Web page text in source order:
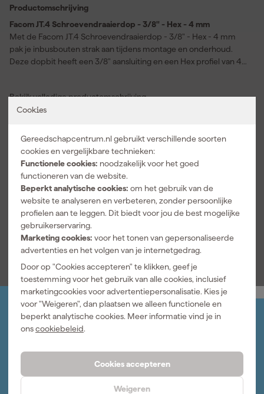
Cookies
Gereedschapcentrum.nl gebruikt verschillende soorten
cookies en vergelijkbare technieken:
Functionele cookies: noodzakelijk voor het goed
functioneren van de website.
Beperkt analytische cookies: om het gebruik van de
website te analyseren en verbeteren, zonder persoonlijke
profielen aan te leggen. Dit biedt voor jou de best mogelijke
gebruikerservaring.
Marketing cookies: voor het tonen van gepersonaliseerde
advertenties en het volgen van je internetgedrag.
Door op "Cookies accepteren" te klikken, geef je
toestemming voor het gebruik van alle cookies, inclusief
marketingcookies voor advertentiepersonalisatie. Kies je
voor "Weigeren", dan plaatsen we alleen functionele en
beperkt analytische cookies. Meer informatie vind je in
onscookiebeleid.
Cookies accepteren
Weigeren
Productomschrijving
Facom JT.4 Schroevendraaierdop - 3/8" - Hex - 4 mm
Met de Facom JT.4 Schroevendraaierdop - 3/8" - Hex - 4 mm
pak je inbusbouten strak aan tijdens montage en onderhoud.
Deze dopbit heeft een 3/8" aansluiting en een Hex profiel van 4
grip en controle belangrijk zijn. Als hex bitdop helpt hij je bij het
losdraaien en vastzetten van zeskant schroeven in machines
een gewone inbussleutel te weinig bereik geeft en een
schroevendraaierdop meer werktempo brengt. Door de 4 mm
maatvoering kies je snel de juiste dop voor kleinere
inbusverbindingen. Artikelnummer 424070 maakt herkennen en
nabestellen eenvoudig wanneer je gericht zoekt naar een Facom
dopbit voor je werkplaats. Zo werk je netter aan elke klus waarbij
een passende inbus dop en betrouwbaar handgereedschap het
verschil maken.
Bekijk volledige productomschrijving
Aansluiting
Aantal stuks
Bitmaten
Geschikt voor machine Accu Slagschroevendraaier
Soort bit Hex
Bekijk alle kenmerken
Jouw account
Log-in en beheer je bestellingen en gegevens
Inschrijven wekelijkse nieuwsbrief
Wij helpen je graag
Neem contact op met één van onze specialisten.